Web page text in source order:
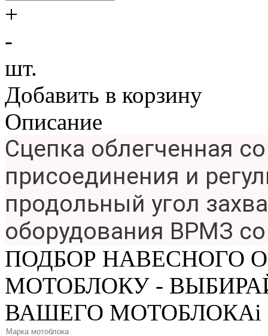
+
-
шт.
Добавить в корзину
Описание
Сцепка облегченная
присоединения и
продольный угол
оборудования ВРМЗ
ПОДБОР НАВЕСНОГО
МОТОБЛОКУ -
ВАШЕГО МОТОБЛОКАi